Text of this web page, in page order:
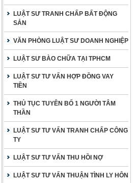
LUẬT SƯ TRANH CHẤP BẤT ĐỘNG
SẢN
VĂN PHÒNG LUẬT SƯ DOANH NGHIỆP
LUẬT SƯ BÀO CHỮA TẠI TPHCM
LUẬT SƯ TƯ VẤN HỢP ĐỒNG VAY
TIỀN
THỦ TỤC TUYÊN BỐ 1 NGƯỜI TÂM
THẦN
LUẬT SƯ TƯ VẤN TRANH CHẤP CÔNG
TY
LUẬT SƯ TƯ VẤN THU HỒI NỢ
LUẬT SƯ TƯ VẤN THUẬN TÌNH LY HÔN